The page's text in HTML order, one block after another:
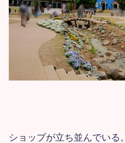
ショップが立ち並んでいる。